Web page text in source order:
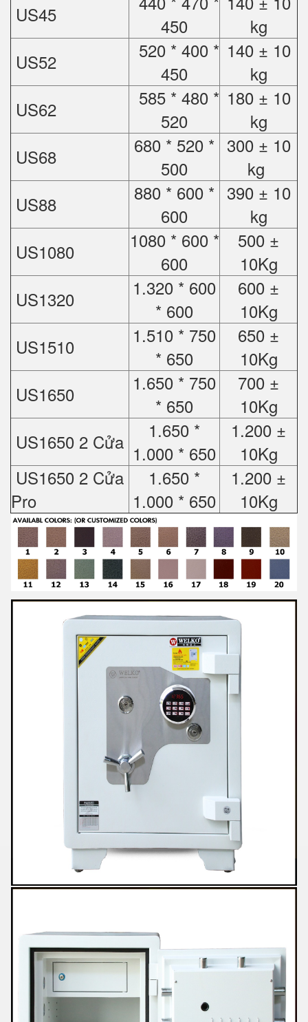
US45
450
kg
US52
520 * 400 *
450
140 ± 10
kg
US62
585 * 480 *
520
180 ± 10
kg
US68
680 * 520 *
500
300 ± 10
kg
US88
880 * 600 *
600
390 ± 10
kg
US1080
1080 * 600 *
600
500 ±
10Kg
US1320
1.320 * 600
* 600
600 ±
10Kg
US1510
1.510 * 750
* 650
650 ±
10Kg
US1650
1.650 * 750
* 650
700 ±
10Kg
US1650 2 Cửa
1.650 *
1.000 * 650
1.200 ±
10Kg
US1650 2 Cửa
Pro
1.650 *
1.000 * 650
1.200 ±
10Kg